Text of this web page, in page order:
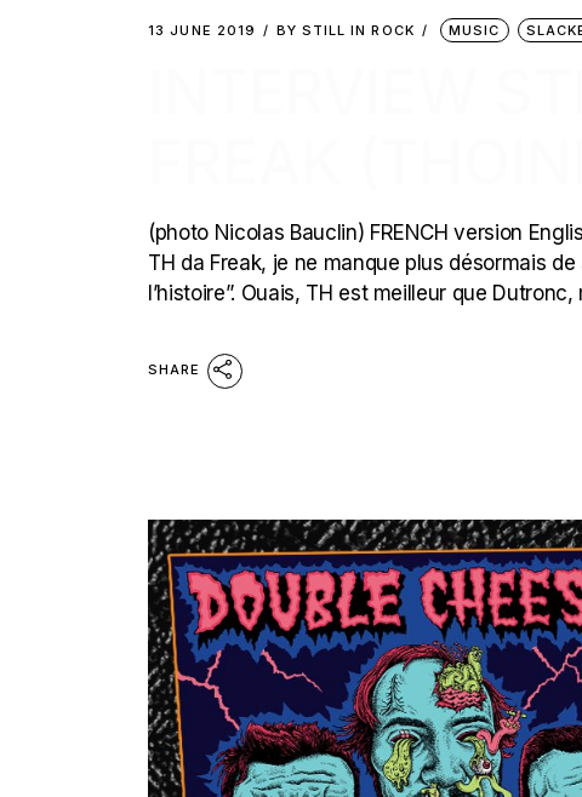
13 JUNE 2019 BY STILL IN ROCK MUSIC
(photo Nicolas Bauclin) FRENCH version
TH da Freak, je ne manque plus désormais
l’histoire”. Ouais, TH est meilleur que
SHARE